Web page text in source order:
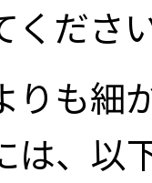
くださ
りも細
は、以